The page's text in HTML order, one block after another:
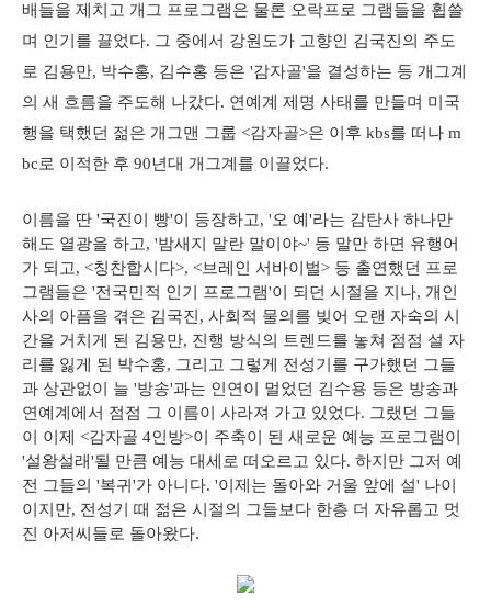
배들을 제치고 개그 프로그램은 물론 오락프로 그램들을 휩쓸
며 인기를 끌었다. 그 중에서 강원도가 고향인 김국진의 주도
로 김용만, 박수홍, 김수홍 등은 '감자골'을 결성하는 등 개그계
의 새 흐름을 주도해 나갔다. 연예계 제명 사태를 만들며 미국
행을 택했던 젊은 개그맨 그룹 <감자골>은 이후 kbs를 떠나 m
bc로 이적한 후 90년대 개그계를 이끌었다.
이름을 딴 '국진이 빵'이 등장하고, '오 예'라는 감탄사 하나만
해도 열광을 하고, '밤새지 말란 말이야~' 등 말만 하면 유행어
가 되고, <칭찬합시다>, <브레인 서바이벌> 등 출연했던 프로
그램들은 '전국민적 인기 프로그램'이 되던 시절을 지나, 개인
사의 아픔을 겪은 김국진, 사회적 물의를 빚어 오랜 자숙의 시
간을 거치게 된 김용만, 진행 방식의 트렌드를 놓쳐 점점 설 자
리를 잃게 된 박수홍, 그리고 그렇게 전성기를 구가했던 그들
과 상관없이 늘 '방송'과는 인연이 멀었던 김수용 등은 방송과
연예계에서 점점 그 이름이 사라져 가고 있었다. 그랬던 그들
이 이제 <감자골 4인방>이 주축이 된 새로운 예능 프로그램이
'설왕설래'될 만큼 예능 대세로 떠오르고 있다. 하지만 그저 예
전 그들의 '복귀'가 아니다. '이제는 돌아와 거울 앞에 설' 나이
이지만, 전성기 때 젊은 시절의 그들보다 한층 더 자유롭고 멋
진 아저씨들로 돌아왔다.